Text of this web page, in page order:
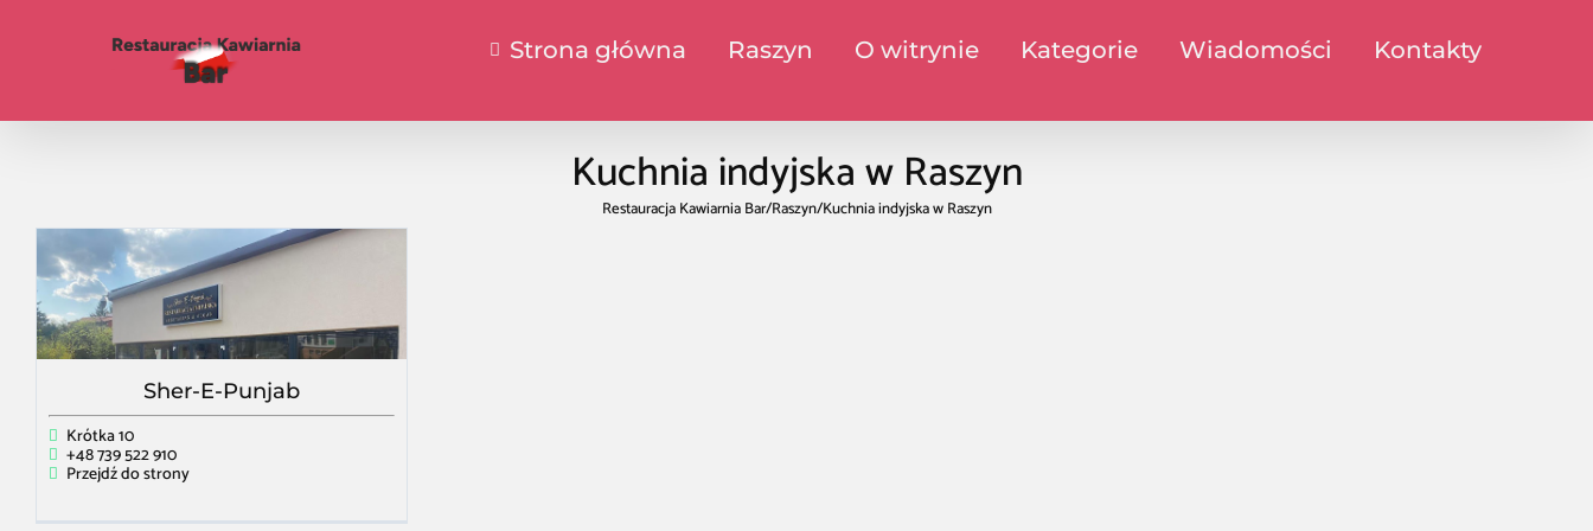
Strona główna Raszyn O witrynie Kategorie Wiadomości Kontakty
Kuchnia indyjska w Raszyn
Restauracja Kawiarnia Bar/Raszyn/Kuchnia indyjska w Raszyn
Sher-E-Punjab
Krótka 10
+48 739 522 910
Przejdź do strony